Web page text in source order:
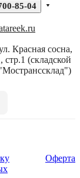
85-04
Красная сосна,
стр.1 (складской
Оферта